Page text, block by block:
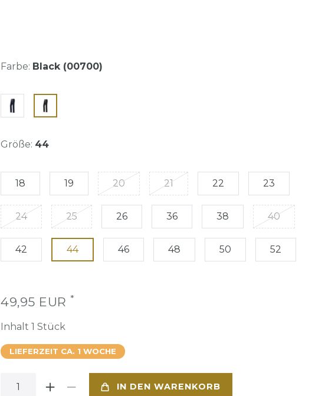
Farbe: Black (00700)
Größe: 44
18 19 20 21 22 23
24 25 26 36 38 40
42 44 46 48 50 52
49,95 EUR *
Inhalt 1 Stück
LIEFERZEIT CA. 1 WOCHE
IN DEN WARENKORB